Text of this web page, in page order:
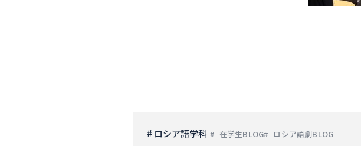
# ロシア語学科 在学生BLOG ロシア語劇BLOG